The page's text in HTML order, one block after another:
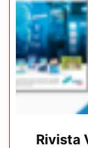
Rivista